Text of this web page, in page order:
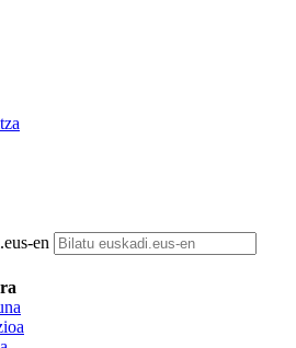
en